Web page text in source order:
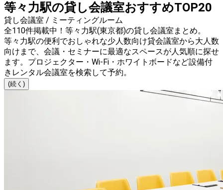
等々力駅の貸し会議室おすすめTOP20
貸し会議室 / ミーティングルーム
全110件掲載中！等々力駅(東京都)の貸し会議室まとめ。
等々力駅の便利でおしゃれな少人数向け貸会議室から大人数
向けまで、会議・セミナーに最適なスペースが人気順に探せ
ます。プロジェクター・Wi-Fi・ホワイトボードなど設備付
きレンタル会議室を検索して予約。
(続く)